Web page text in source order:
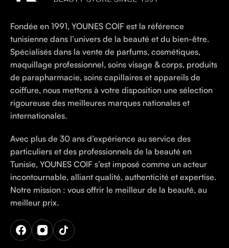
Fondée en 1991, YOUNES COIF est la référence
tunisienne dans l’univers de la beauté et du bien-être.
Spécialisés dans la vente de parfums, cosmétiques,
maquillage professionnel, soins visage & corps, produits
de parapharmacie, soins capillaires et appareils de
coiffure, nous mettons à votre disposition une sélection
rigoureuse des meilleures marques nationales et
internationales.
Avec plus de 30 ans d’expérience au service des
particuliers et des professionnels de la beauté en
Tunisie, YOUNES COIF s’est imposé comme un acteur
incontournable, alliant qualité, authenticité et expertise.
Notre mission : vous offrir le meilleur de la beauté, au
meilleur prix.